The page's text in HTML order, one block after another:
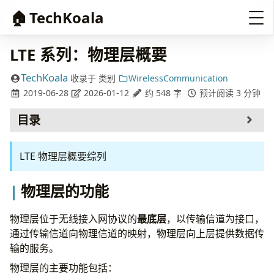
🏠 TechKoala
LTE 系列：物理层概要
TechKoala 收录于 类别
WirelessCommunication
2019-06-28
2026-01-12 约 548 字 预计阅读 3 分钟
目录
物理层的功能
物理层的关键技术
物理层信号和信道的设计
物理层过程
参考
LTE 物理层概要综列
物理层的功能
物理层位于无线接入网协议的最底层，以传输信道为接口，
通过传输信道向物理信道的映射，物理层向上层提供数据传
输的服务。
物理层的主要功能包括：